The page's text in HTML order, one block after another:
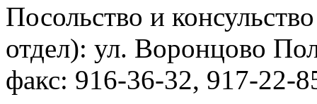
Посольство и
отдел): ул. Воронцово
факс: 916-36-32, 917-22-